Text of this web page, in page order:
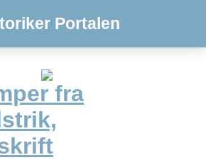
Portalen
fra